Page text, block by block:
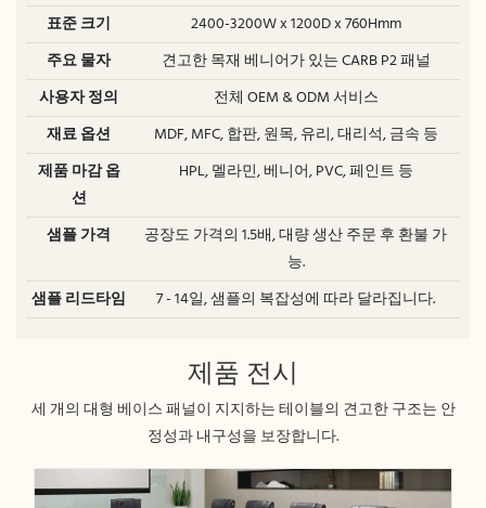
표준 크기
2400-3200W x 1200D x 760Hmm
주요 물자
견고한 목재 베니어가 있는 CARB P2 패널
사용자 정의
전체 OEM & ODM 서비스
재료 옵션
MDF, MFC, 합판, 원목, 유리, 대리석, 금속 등
제품 마감 옵
션
HPL, 멜라민, 베니어, PVC, 페인트 등
샘플 가격
공장도 가격의 1.5배, 대량 생산 주문 후 환불 가
능.
샘플 리드타임
7 - 14일, 샘플의 복잡성에 따라 달라집니다.
제품 전시
세 개의 대형 베이스 패널이 지지하는 테이블의 견고한 구조는 안
정성과 내구성을 보장합니다.